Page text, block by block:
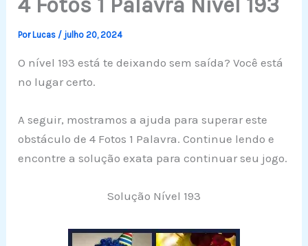
PorLucas / julho 20, 2024
O nível 193 está te deixando sem saída? Você está
no lugar certo.
A seguir, mostramos a ajuda para superar este
obstáculo de 4 Fotos 1 Palavra. Continue lendo e
encontre a solução exata para continuar seu jogo.
Solução Nível 193